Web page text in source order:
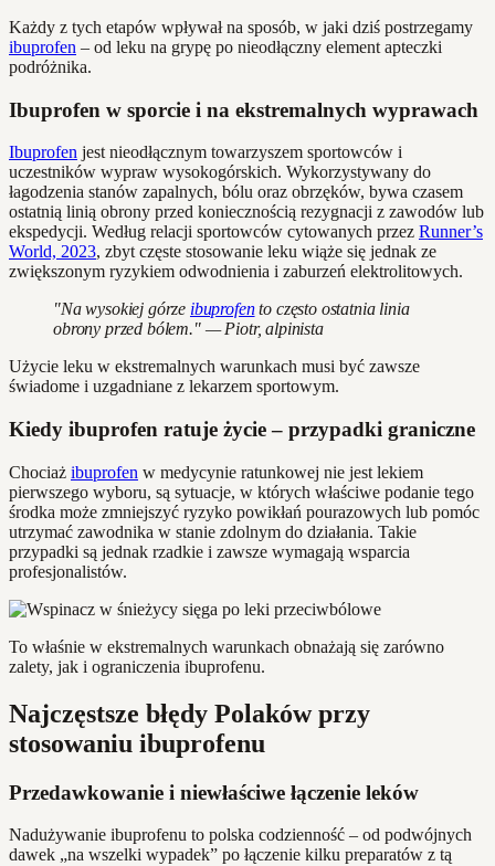
Każdy z tych etapów wpływał na sposób, w jaki dziś postrzegamy
ibuprofen – od leku na grypę po nieodłączny element apteczki
podróżnika.
Ibuprofen w sporcie i na ekstremalnych wyprawach
Ibuprofen jest nieodłącznym towarzyszem sportowców i
uczestników wypraw wysokogórskich. Wykorzystywany do
łagodzenia stanów zapalnych, bólu oraz obrzęków, bywa czasem
ostatnią linią obrony przed koniecznością rezygnacji z zawodów lub
ekspedycji. Według relacji sportowców cytowanych przez Runner’s
World, 2023, zbyt częste stosowanie leku wiąże się jednak ze
zwiększonym ryzykiem odwodnienia i zaburzeń elektrolitowych.
"Na wysokiej górze ibuprofento często ostatnia linia
obrony przed bólem." — Piotr, alpinista
Użycie leku w ekstremalnych warunkach musi być zawsze
świadome i uzgadniane z lekarzem sportowym.
Kiedy ibuprofen ratuje życie – przypadki graniczne
Chociaż ibuprofen w medycynie ratunkowej nie jest lekiem
pierwszego wyboru, są sytuacje, w których właściwe podanie tego
środka może zmniejszyć ryzyko powikłań pourazowych lub pomóc
utrzymać zawodnika w stanie zdolnym do działania. Takie
przypadki są jednak rzadkie i zawsze wymagają wsparcia
profesjonalistów.
To właśnie w ekstremalnych warunkach obnażają się zarówno
zalety, jak i ograniczenia ibuprofenu.
Najczęstsze błędy Polaków przy
stosowaniu ibuprofenu
Przedawkowanie i niewłaściwe łączenie leków
Nadużywanie ibuprofenu to polska codzienność – od podwójnych
dawek „na wszelki wypadek” po łączenie kilku preparatów z tą